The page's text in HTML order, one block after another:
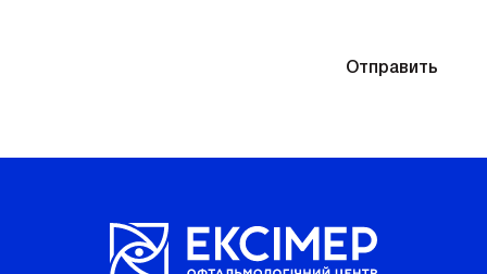
Отправить